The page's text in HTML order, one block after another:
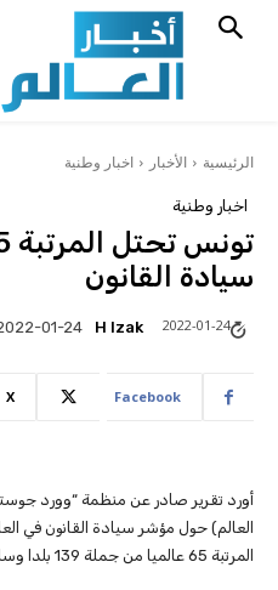
الرئيسية الأخبار اخبار وطنية
اخبار وطنية
سيادة القانون
H Izak
01-24 2022-01-24
Facebook
X
أورد تقرير صادر عن منظمة “وورد
المرتبة 65 عالميا من جملة 139 بلدا وسلطة قضائية شملهم التقرير